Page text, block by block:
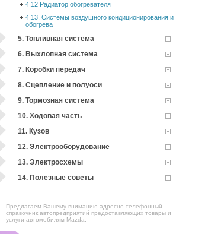
4.12 Радиатор обогревателя
4.13. Системы воздушного кондиционирования и
обогрева
5. Топливная система
6. Выхлопная система
7. Коробки передач
8. Сцепление и полуоси
9. Тормозная система
10. Ходовая часть
11. Кузов
12. Электрооборудование
13. Электросхемы
14. Полезные советы
Предлагаем Вашему вниманию адресно-телефонный
справочник автопредприятий предоставляющих товары и
услуги автомобилям Mazda: